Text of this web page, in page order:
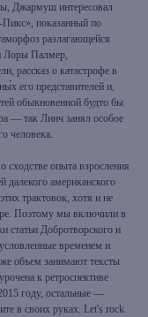
Джармуш интересовал
Пикс», показанный по
разлагающейся
Лоры Палмер,
рассказ о катастрофе в
его представителей и,
обыкновенной будто бы
— так Линч занял особое
человека.
сходстве опыта взросления
далекого американского
трактовок, хотя и не
Поэтому мы включили в
статьи Добротворского и
временем и
объем занимают тексты
к ретроспективе
году, остальные —
в своих руках. Let's rock.